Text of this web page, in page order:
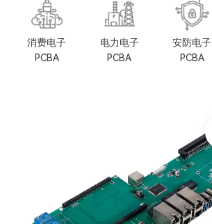
消费电子
PCBA
电力电子
PCBA
安防电子
PCBA